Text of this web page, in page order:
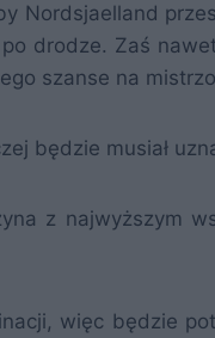
Nordsjaelland
drodze. Zaś
szanse na
będzie musiał
z najwyższym
więc będzie